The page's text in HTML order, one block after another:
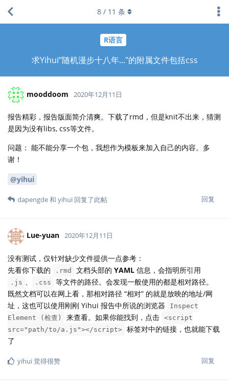
R语言
求Yihui“随机漫步十八年..."的附属文件包括css
8 / 11 条
mooddoom 2020年12月11日
报告精彩，报告版面简介清爽。下载了rmd，但是knit不出来，猜测
是因为没有libs, css等文件。
问题： 能不能分享一个包，我想作为模板来加入自己的内容。多
谢！
@yihui
回复
dapengde和 yihui 回复了此帖
Lue-yuan 2020年12月11日
没有测试，仅针对缺少文件提供一点参考：
先看你下载的
.rmd 文档头部的 YAML 信息，会指明所引用
.js .css
等文件的路径。会发现一般使用的都是相对路径。
既然文档可以在网上看，那相对路径 “相对” 的就是放映的地址/网
址，这也可以使用刚刚 Yihui 报告中所说的浏览器
Inspect
Element (检查)
来查看。如果你能找到，点击 <script
src="path/to/a.js"></script>
标签对中的链接，也就能下载
了
回复
yihui觉得很赞